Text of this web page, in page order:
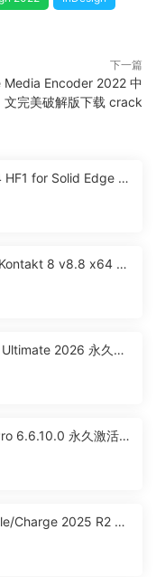
下一篇
Media Encoder 2022 中
文完美破解版下载 crack
for Solid Edge 激
8 v8.8 x64 永
2026 永久激
6.6.10.0 永久激活破
Charge 2025 R2 永